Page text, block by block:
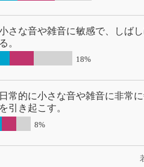
さな音や雑音に敏感で、しば
。
18%
常的に小さな音や雑音に非常
引き起こす。
8%